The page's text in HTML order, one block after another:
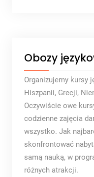
Obozy
Organizujemy kursy
Hiszpanii, Grecji,
Oczywiście owe
codzienne zajęcia
wszystko. Jak
skonfrontować
samą nauką, w
różnych atrakcji.